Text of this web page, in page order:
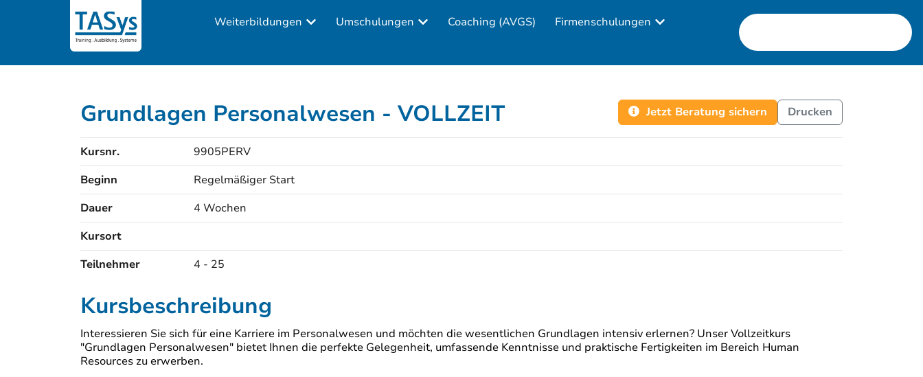
Weiterbildungen Umschulungen Coaching (AVGS) Firmenschulungen
Grundlagen Personalwesen - VOLLZEIT Jetzt Beratung sichern Drucken
Kursnr.
9905PERV
Beginn
Regelmäßiger Start
Dauer
4 Wochen
Kursort
Teilnehmer
4 - 25
Kursbeschreibung
Interessieren Sie sich für eine Karriere im Personalwesen und möchten die wesentlichen Grundlagen intensiv erlernen? Unser Vollzeitkurs
"Grundlagen Personalwesen" bietet Ihnen die perfekte Gelegenheit, umfassende Kenntnisse und praktische Fertigkeiten im Bereich Human
Resources zu erwerben.